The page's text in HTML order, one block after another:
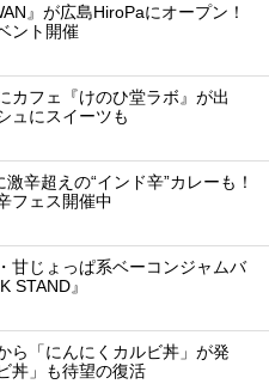
』が広島HiroPaにオープン！
ント開催
カフェ『けのひ堂ラボ』が出
ュにスイーツも
辛超えの“インド辛”カレーも！
フェス開催中
甘じょっぱ系ベーコンジャムバ
STAND』
ら「にんにくカルビ丼」が発
丼」も待望の復活